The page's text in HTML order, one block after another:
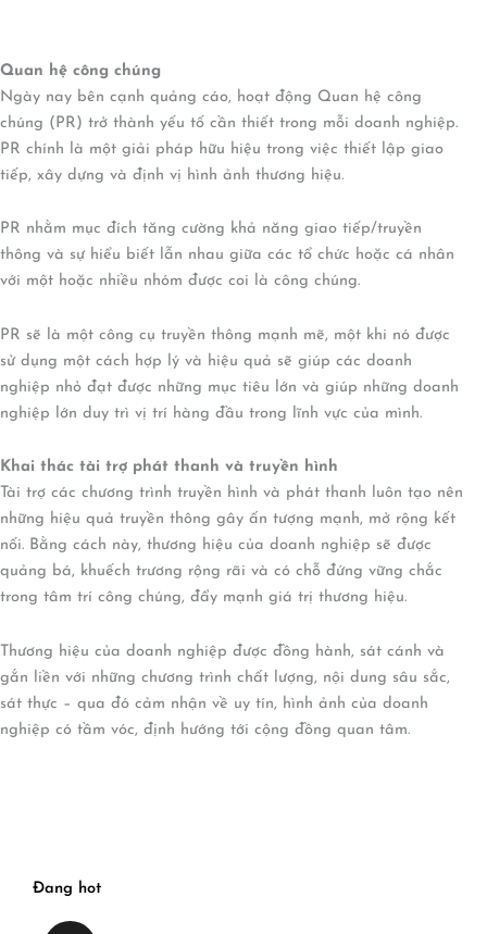
Đang hot
Quan hệ công chúng
Ngày nay bên cạnh quảng cáo, hoạt động Quan hệ công
chúng (PR) trở thành yếu tố cần thiết trong mỗi doanh nghiệp.
PR chính là một giải pháp hữu hiệu trong việc thiết lập giao
tiếp, xây dựng và định vị hình ảnh thương hiệu.
PR nhằm mục đích tăng cường khả năng giao tiếp/truyền
thông và sự hiểu biết lẫn nhau giữa các tổ chức hoặc cá nhân
với một hoặc nhiều nhóm được coi là công chúng.
PR sẽ là một công cụ truyền thông mạnh mẽ, một khi nó được
sử dụng một cách hợp lý và hiệu quả sẽ giúp các doanh
nghiệp nhỏ đạt được những mục tiêu lớn và giúp những doanh
nghiệp lớn duy trì vị trí hàng đầu trong lĩnh vực của mình.
Khai thác tài trợ phát thanh và truyền hình
Tài trợ các chương trình truyền hình và phát thanh luôn tạo nên
những hiệu quả truyền thông gây ấn tượng mạnh, mở rộng kết
nối. Bằng cách này, thương hiệu của doanh nghiệp sẽ được
quảng bá, khuếch trương rộng rãi và có chỗ đứng vững chắc
trong tâm trí công chúng, đẩy mạnh giá trị thương hiệu.
Thương hiệu của doanh nghiệp được đồng hành, sát cánh và
gắn liền với những chương trình chất lượng, nội dung sâu sắc,
sát thực – qua đó cảm nhận về uy tín, hình ảnh của doanh
nghiệp có tầm vóc, định hướng tới cộng đồng quan tâm.